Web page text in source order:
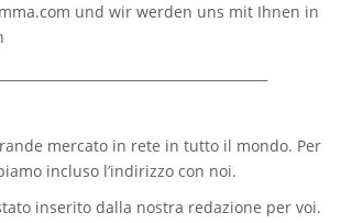
und wir werden uns mit Ihnen in
mercato in rete in tutto il mondo. Per
incluso l’indirizzo con noi.
inserito dalla nostra redazione per voi.